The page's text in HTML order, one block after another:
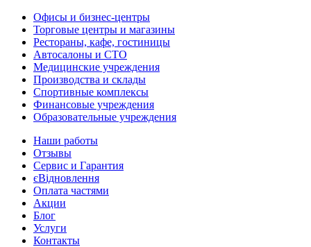
Офисы и бизнес-центры
Торговые центры и магазины
Рестораны, кафе, гостиницы
Автосалоны и СТО
Медицинские учреждения
Производства и склады
Спортивные комплексы
Финансовые учреждения
Образовательные учреждения
Наши работы
Отзывы
Сервис и Гарантия
єВідновлення
Оплата частями
Акции
Блог
Услуги
Контакты